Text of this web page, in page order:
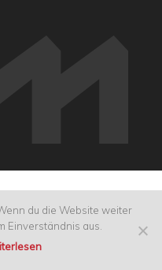
du die Website weiter
Einverständnis aus.